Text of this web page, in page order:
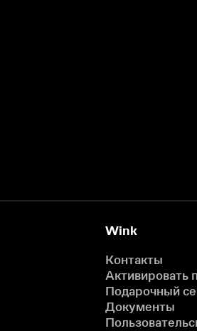
Wink
Контакты
Активировать
Подарочный
Документы